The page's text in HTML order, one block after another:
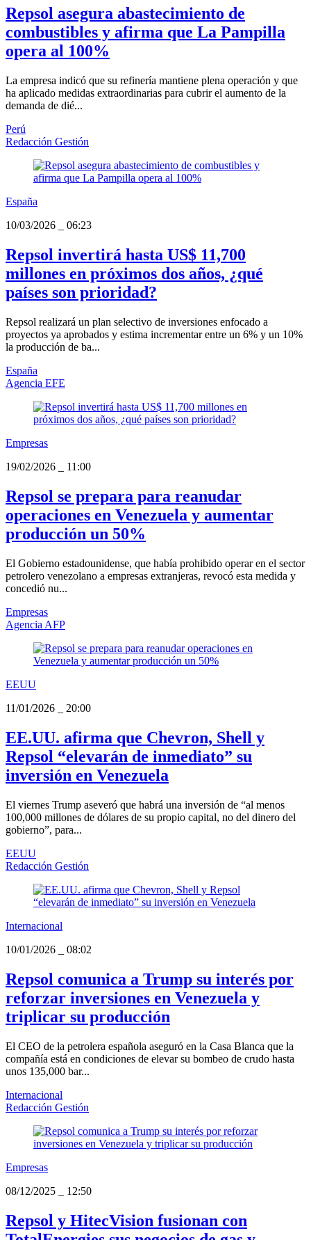
Repsol asegura abastecimiento de
combustibles y afirma que La Pampilla
opera al 100%
La empresa indicó que su refinería mantiene plena operación y que
ha aplicado medidas extraordinarias para cubrir el aumento de la
demanda de dié...
Perú
Redacción Gestión
España
10/03/2026
06:23
Repsol invertirá hasta US$ 11,700
millones en próximos dos años, ¿qué
países son prioridad?
Repsol realizará un plan selectivo de inversiones enfocado a
proyectos ya aprobados y estima incrementar entre un 6% y un 10%
la producción de ba...
España
Agencia EFE
Empresas
19/02/2026
11:00
Repsol se prepara para reanudar
operaciones en Venezuela y aumentar
producción un 50%
El Gobierno estadounidense, que había prohibido operar en el sector
petrolero venezolano a empresas extranjeras, revocó esta medida y
concedió nu...
Empresas
Agencia AFP
EEUU
11/01/2026
20:00
EE.UU. afirma que Chevron, Shell y
Repsol “elevarán de inmediato” su
inversión en Venezuela
El viernes Trump aseveró que habrá una inversión de “al menos
100,000 millones de dólares de su propio capital, no del dinero del
gobierno”, para...
EEUU
Redacción Gestión
Internacional
10/01/2026
08:02
Repsol comunica a Trump su interés por
reforzar inversiones en Venezuela y
triplicar su producción
El CEO de la petrolera española aseguró en la Casa Blanca que la
compañía está en condiciones de elevar su bombeo de crudo hasta
unos 135,000 bar...
Internacional
Redacción Gestión
Empresas
08/12/2025
12:50
Repsol y HitecVision fusionan con